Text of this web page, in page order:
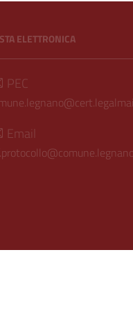
ELETTRONICA
PEC
Email